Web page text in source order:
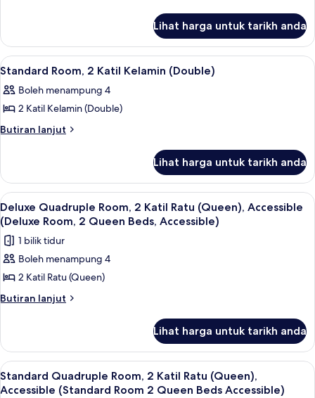
Kelamin
(Double)
(Standard
Room,
Two
Beds)
Single
Room,
2
Kelamin
(Double)
Room,
Lihat harga untuk tarikh anda
Lihat
semua
foto
untuk
Standard
Katil
Kelamin
(Double)
Meja, ruang kerja komputer riba,
4
Standard Room, 2 Katil Kelamin (Double)
Boleh menampung 4
2 Katil Kelamin (Double)
Butiran lanjut
Butiran
Room,
Katil
Kelamin
(Double)
Lihat harga untuk tarikh anda
Lihat
semua
foto
untuk
Deluxe
Quadruple
Room,
Ratu
(Queen),
Accessible
(Deluxe
Deluxe Quadruple Room, 2 Katil
3
Deluxe Quadruple Room, 2 Katil Ratu (Queen), Accessible
(Deluxe Room, 2 Queen Beds, Accessible)
1 bilik tidur
Boleh menampung 4
2 Katil Ratu (Queen)
Butiran lanjut
Butiran
Quadruple
Room,
2
Katil
Lihat harga untuk tarikh anda
Lihat
semua
Standard Quadruple Room, 2 Katil
3
Standard Quadruple Room, 2 Katil Ratu (Queen),
Accessible (Standard Room 2 Queen Beds Accessible)